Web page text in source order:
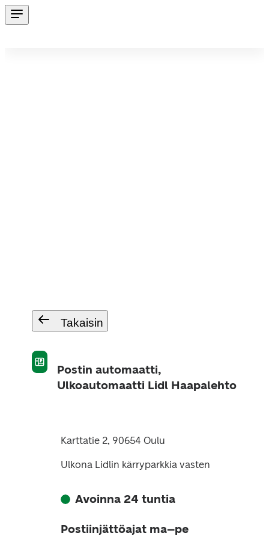
Takaisin
Postin automaatti,
Ulkoautomaatti Lidl Haapalehto
Karttatie 2, 90654 Oulu
Ulkona Lidlin kärryparkkia vasten
Avoinna 24 tuntia
Postiinjättöajat ma–pe